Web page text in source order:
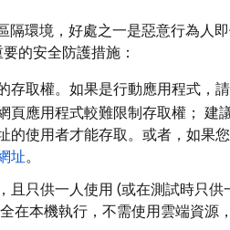
隔環境，好處之一是惡意行為人
的安全防護措施：
存取權。如果是行動應用程式，
頁應用程式較難限制存取權； 建
的使用者才能存取。或者，如果
址。
且只供一人使用 (或在測試時只供
在本機執行，不需使用雲端資源